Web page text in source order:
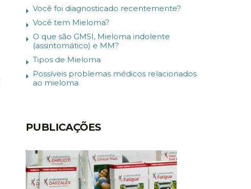
Você foi diagnosticado recentemente?
Você tem Mieloma?
O que são GMSI, Mieloma indolente
(assintomático) e MM?
Tipos de Mieloma
Possíveis problemas médicos relacionados
ao mieloma
PUBLICAÇÕES